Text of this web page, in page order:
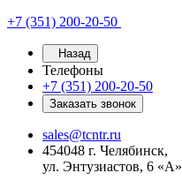
+7 (351) 200-20-50
Назад
Телефоны
+7 (351) 200-20-50
Заказать звонок
sales@tcntr.ru
454048 г. Челябинск,
ул. Энтузиастов, 6 «А»